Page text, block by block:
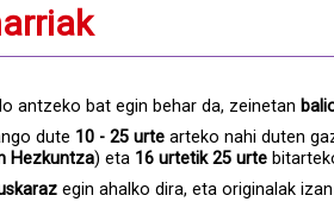
antzeko bat egin behar da, zeinetan
dute 10 - 25 urte arteko nahi duten
Hezkuntza) eta 16 urtetik 25 urte
egin ahalko dira, eta originalak